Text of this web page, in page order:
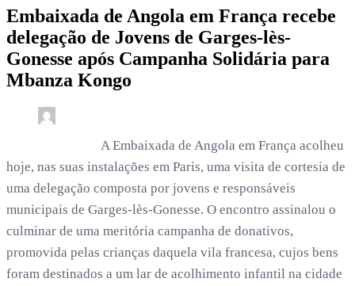
Embaixada de Angola em França recebe
delegação de Jovens de Garges-lès-
Gonesse após Campanha Solidária para
Mbanza Kongo
A Embaixada de Angola em França acolheu
hoje, nas suas instalações em Paris, uma visita de cortesia de
uma delegação composta por jovens e responsáveis
municipais de Garges-lès-Gonesse. O encontro assinalou o
culminar de uma meritória campanha de donativos,
promovida pelas crianças daquela vila francesa, cujos bens
foram destinados a um lar de acolhimento infantil na cidade